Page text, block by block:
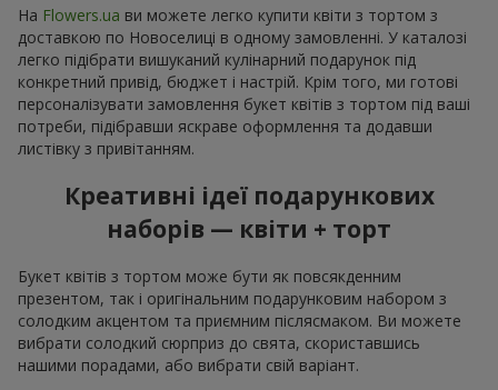
На Flowers.ua ви можете легко купити квіти з тортом з
доставкою по Новоселиці в одному замовленні. У каталозі
легко підібрати вишуканий кулінарний подарунок під
конкретний привід, бюджет і настрій. Крім того, ми готові
персоналізувати замовлення букет квітів з тортом під ваші
потреби, підібравши яскраве оформлення та додавши
листівку з привітанням.
Креативні ідеї подарункових
наборів — квіти + торт
Букет квітів з тортом може бути як повсякденним
презентом, так і оригінальним подарунковим набором з
солодким акцентом та приємним післясмаком. Ви можете
вибрати солодкий сюрприз до свята, скориставшись
нашими порадами, або вибрати свій варіант.